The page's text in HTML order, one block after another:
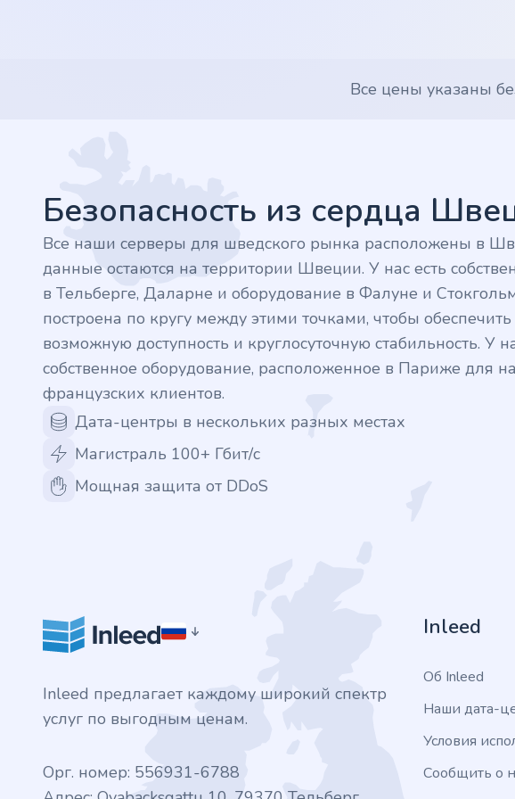
.email
.bz
.uk
.design
.finance
.cn
.re
.it
Все цены указаны
Безопасность из сердца
Все наши серверы для шведского рынка расположены в
данные остаются на территории Швеции. У нас есть
в Тельберге, Даларне и оборудование в Фалуне и
построена по кругу между этими точками, чтобы
возможную доступность и круглосуточную стабильность. У
собственное оборудование, расположенное в Париже для
французских клиентов.
Дата-центры в нескольких разных местах
Магистраль 100+ Гбит/с
Мощная защита от DDoS
Inleed предлагает каждому широкий спектр
услуг по выгодным ценам.
Орг. номер: 556931-6788
Inleed
Об Inleed
Наши дата-
Условия
Сообщить о